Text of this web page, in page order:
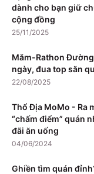
dành cho bạn giữ
cộng đồng
25/11/2025
Măm-Rathon
ngày, đua top săn
22/08/2025
Thổ Địa MoMo - Ra
“chấm điểm” quán
đãi ăn uống
04/06/2024
Ghiền tìm quán